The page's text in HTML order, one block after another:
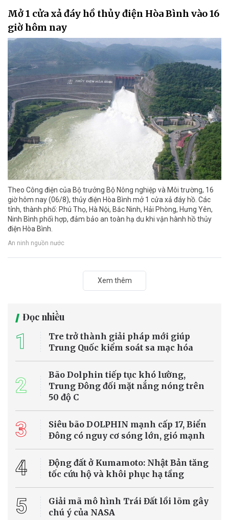
Mở 1 cửa xả đáy hồ thủy điện Hòa Bình vào 16
giờ hôm nay
Theo Công điện của Bộ trưởng Bộ Nông nghiệp và Môi trường, 16
giờ hôm nay (06/8), thủy điện Hòa Bình mở 1 cửa xả đáy hồ. Các
tỉnh, thành phố: Phú Thọ, Hà Nội, Bắc Ninh, Hải Phòng, Hưng Yên,
Ninh Bình phối hợp, đảm bảo an toàn hạ du khi vận hành hồ thủy
điện Hòa Bình.
An ninh nguồn nước
Xem thêm
Đọc nhiều
1
Tre trở thành giải pháp mới giúp
Trung Quốc kiểm soát sa mạc hóa
2
Bão Dolphin tiếp tục khó lường,
Trung Đông đối mặt nắng nóng trên
50 độ C
3
Siêu bão DOLPHIN mạnh cấp 17, Biển
Đông có nguy cơ sóng lớn, gió mạnh
4
Động đất ở Kumamoto: Nhật Bản tăng
tốc cứu hộ và khôi phục hạ tầng
5
Giải mã mô hình Trái Đất lồi lõm gây
chú ý của NASA